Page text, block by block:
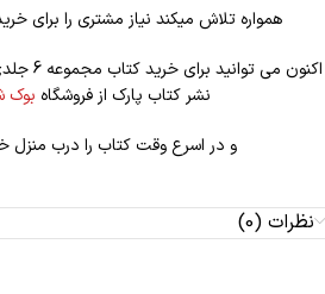
همواره تلاش میکند نیاز مشتری را برای
اکنون
نشر کتاب پارک از فروشگاه بوک
و در اسرع وقت کتاب را درب منزل
نظرات (0)